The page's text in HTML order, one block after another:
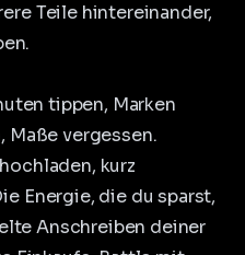
Teile hintereinander,
tippen, Marken
Maße vergessen.
kurz
Energie, die du sparst,
Anschreiben deiner